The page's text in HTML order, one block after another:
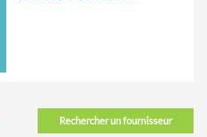
Rechercher un fournisseur